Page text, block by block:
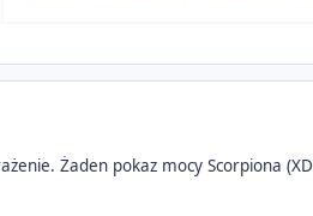
topic overview
Żaden pokaz mocy Scorpiona